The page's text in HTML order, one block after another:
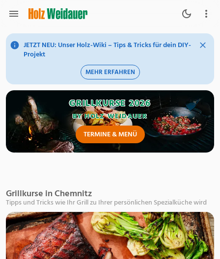
JETZT NEU: Unser Holz-Wiki – Tips & Tricks für dein DIY-
Projekt
MEHR ERFAHREN
GRILLKURSE 2026
BY HOLZ WEIDAUER
TERMINE & MENÜ
Grillkurse in Chemnitz
Tipps und Tricks wie Ihr Grill zu Ihrer persönlichen Spezialküche wird